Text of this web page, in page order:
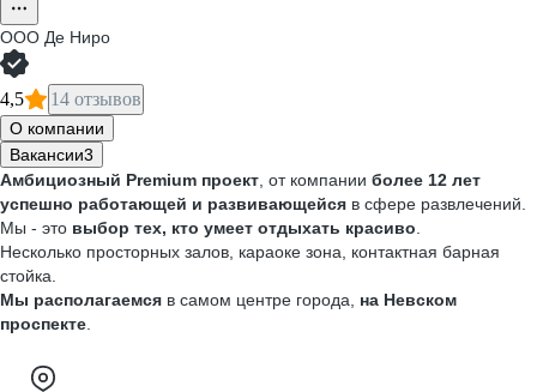
ООО Де Ниро
4,5 14 отзывов
О компании
Вакансии3
Амбициозный Premium проект , от компании более 12 лет
успешно работающей и развивающейся в сфере развлечений.
Мы - это выбор тех, кто умеет отдыхать красиво
Несколько просторных залов, караоке зона, контактная барная
стойка.
Мы располагаемся в самом центре города, на Невском
проспекте